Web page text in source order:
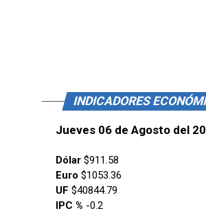
INDICADORES
Jueves 06 de Agosto del
Dólar $911.58
Euro $1053.36
UF $40844.79
IPC % -0.2